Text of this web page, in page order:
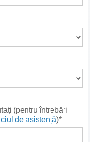
(pentru întrebări
de asistență)*